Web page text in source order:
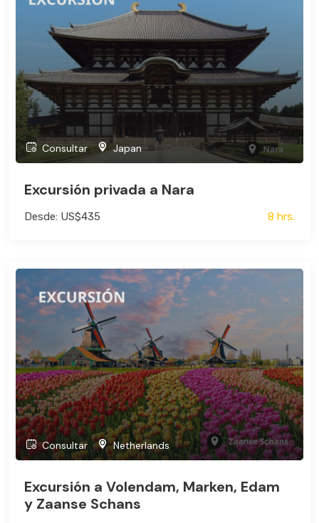
Consultar Japan
Excursión privada a Nara
Desde: US$435 8 hrs.
Consultar Netherlands
Excursión a Volendam, Marken, Edam
y Zaanse Schans